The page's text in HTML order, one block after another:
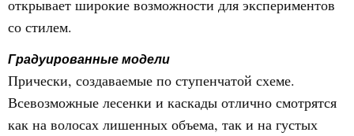
открывает широкие возможности для экспериментов
со стилем.
Градуированные модели
Прически, создаваемые по ступенчатой схеме.
Всевозможные лесенки и каскады отлично смотрятся
как на волосах лишенных объема, так и на густых